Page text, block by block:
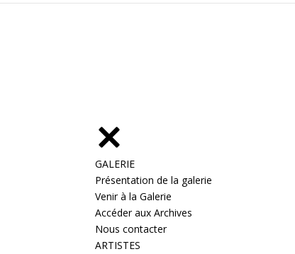
GALERIE
Présentation de la galerie
Venir à la Galerie
Accéder aux Archives
Nous contacter
ARTISTES